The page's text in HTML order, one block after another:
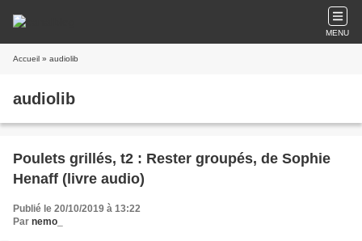
MENU
Accueil » audiolib
audiolib
Poulets grillés, t2 : Rester groupés, de Sophie
Henaff (livre audio)
Publié le 20/10/2019 à 13:22
Par nemo_